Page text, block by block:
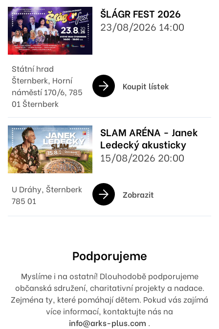
ŠLÁGR FEST 2026
23/08/2026 14:00
Státní hrad
Šternberk, Horní
náměstí 170/6, 785
01 Šternberk
Koupit lístek
SLAM ARÉNA - Janek
Ledecký akusticky
15/08/2026 20:00
U Dráhy, Šternberk
785 01
Zobrazit
Podporujeme
Myslíme i na ostatní! Dlouhodobě podporujeme
občanská sdružení, charitativní projekty a nadace.
Zejména ty, které pomáhají dětem. Pokud vás zajímá
více informací, kontaktujte nás na
info@arks-plus.com .